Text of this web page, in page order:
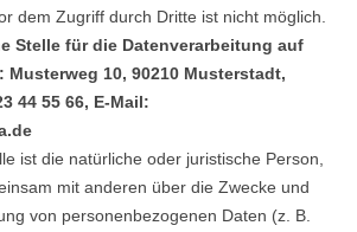
dem Zugriff durch Dritte ist nicht möglich.
Stelle für die Datenverarbeitung auf
Musterweg 10, 90210 Musterstadt,
44 55 66, E-Mail:
ist die natürliche oder juristische Person,
mit anderen über die Zwecke und
von personenbezogenen Daten (z. B.